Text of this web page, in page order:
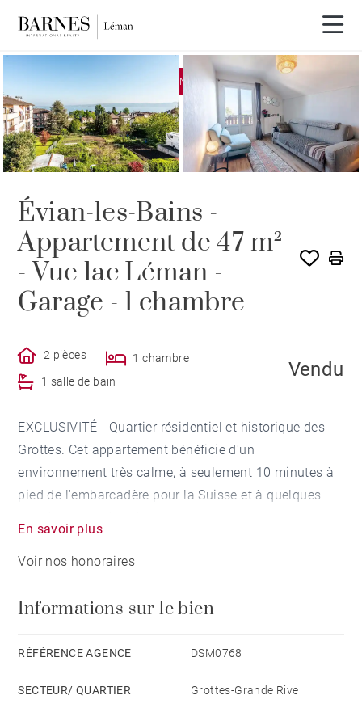
VENDU PAR BARNES
Évian-les-Bains -
Appartement de 47 m²
- Vue lac Léman -
Garage - 1 chambre
2 pièces
1 chambre
1 salle de bain
Vendu
EXCLUSIVITÉ - Quartier résidentiel et historique des
Grottes. Cet appartement bénéficie d'un
environnement très calme, à seulement 10 minutes à
pied de l'embarcadère pour la Suisse et à quelques
Il dispose de 47,65 m² de surface habitable et de 69
étage sans ascenseur d'une bâtisse des années 40,
avec balcon, offrant une très belle vue sur le lac
En savoir plus
Voir nos honoraires
Informations sur le bien
RÉFÉRENCE AGENCE DSM0768
SECTEUR/ QUARTIER Grottes-Grande Rive